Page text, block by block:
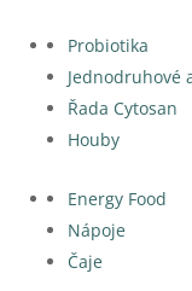
Probiotika
Jednodruhové
Řada Cytosan
Houby
Energy Food
Nápoje
Čaje